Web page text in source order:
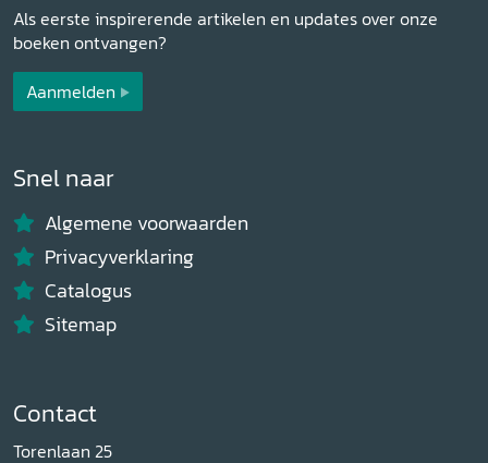
Als eerste inspirerende artikelen en updates over onze
boeken ontvangen?
Aanmelden
Snel naar
Algemene voorwaarden
Privacyverklaring
Catalogus
Sitemap
Contact
Torenlaan 25